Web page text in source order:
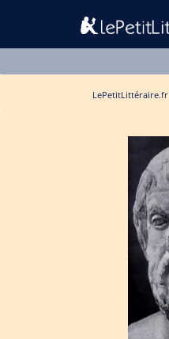
LePetitLittéraire.fr